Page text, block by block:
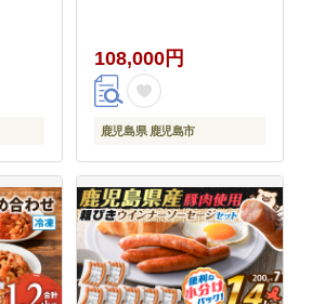
108,000円
鹿児島県 鹿児島市